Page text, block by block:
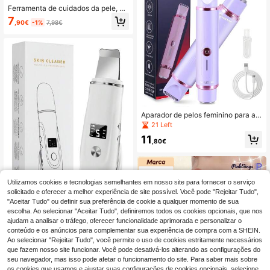
Ferramenta de cuidados da pele, ca
neta rolo de microagulhas sem fios,
dispositivo de beleza com ecrã digit
veis
7 ,90€ -1% 7,98€
Removedor de cravos 4 em 1, limpa
dor de poros com carregamento US
B, limpeza facial profunda
15,90€
Aparador de pelos feminino para a á
rea do biquíni, depilador com cabeç
a dupla, barbeador elétrico feminin
o, aparador para remoção de pelos
arbeador elétrico recarregável à pro
va d'água para pernas, rosto e corp
21 Left
11 ,80€
Utilizamos cookies e tecnologias semelhantes em nosso site para fornecer o serviço
solicitado e oferecer a melhor experiência de site possível. Você pode "Rejeitar Tudo",
"Aceitar Tudo" ou definir sua preferência de cookie a qualquer momento de sua
escolha. Ao selecionar "Aceitar Tudo", definiremos todos os cookies opcionais, que nos
ajudam a analisar o tráfego, oferecer funcionalidade aprimorada e personalizar o
conteúdo e os anúncios para complementar sua experiência de compra com a SHEIN.
Ao selecionar "Rejeitar Tudo", você permite o uso de cookies estritamente necessários
que fazem nosso site funcionar. Você pode desativá-los alterando as configurações do
seu navegador, mas isso pode afetar o funcionamento do site. Para saber mais sobre